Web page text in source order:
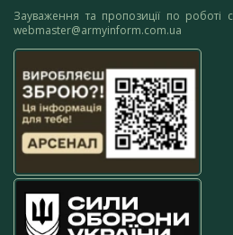
Зауваження та пропозиції по роботі
webmaster@armyinform.com.ua